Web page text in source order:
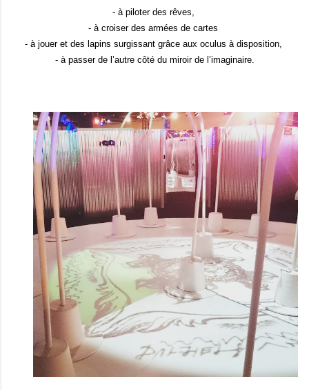
- à piloter des rêves,
- à croiser des armées de cartes
- à jouer et des lapins surgissant grâce aux oculus à disposition,
- à passer de l’autre côté du miroir de l’imaginaire.